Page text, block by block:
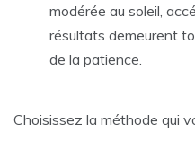
modérée au soleil,
résultats demeurent
de la patience.
Choisissez la méthode qui